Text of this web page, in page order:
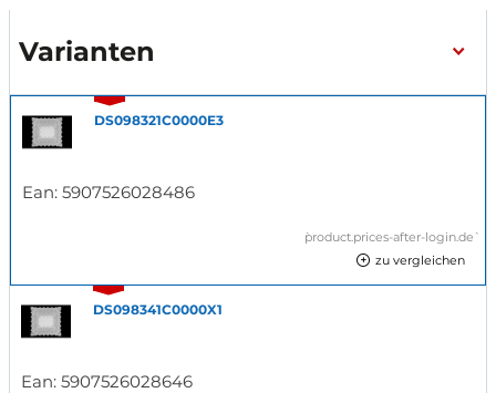
Varianten
DS098321C0000E3
Ean: 5907526028486
`product.prices-after-login.de`
zu vergleichen
DS098341C0000X1
Ean: 5907526028646